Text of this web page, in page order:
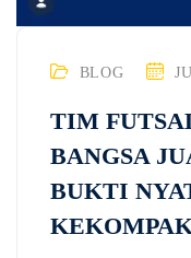
BLOG
TIM
BANGSA
BUKTI